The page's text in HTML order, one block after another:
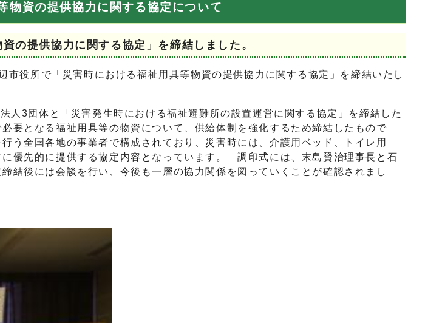
物資の提供協力に関する協定について
の提供協力に関する協定」を締結しました。
役所で「災害時における福祉用具等物資の提供協力に関する協定」を締結いたし
3団体と「災害発生時における福祉避難所の設置運営に関する協定」を締結した
要となる福祉用具等の物資について、供給体制を強化するため締結したもので
う全国各地の事業者で構成されており、災害時には、介護用ベッド、トイレ用
優先的に提供する協定内容となっています。 調印式には、末島賢治理事長と石
結後には会談を行い、今後も一層の協力関係を図っていくことが確認されまし